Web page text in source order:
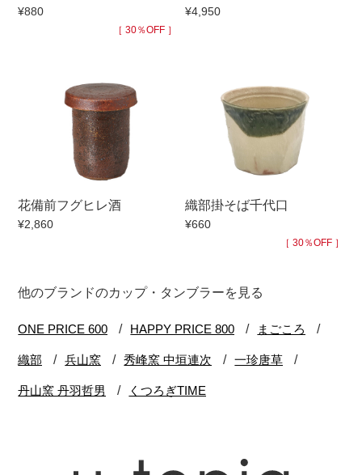
¥880
［ 30％OFF ］
¥4,950
花備前フグヒレ酒
¥2,860
織部掛そば千代口
¥660
［ 30％OFF ］
他のブランドのカップ・タンブラーを見る